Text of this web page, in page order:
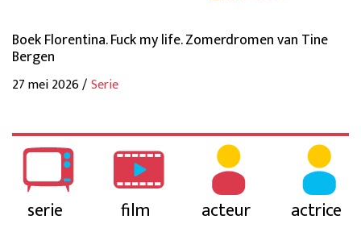
Boek Florentina. Fuck my life. Zomerdromen van Tine
Bergen
27 mei 2026 /Serie
serie film acteur actrice